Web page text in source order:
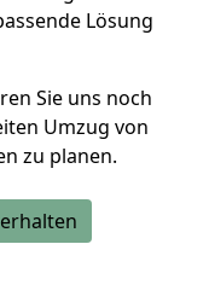
Lösung
Sie uns noch
Umzug von
zu planen.